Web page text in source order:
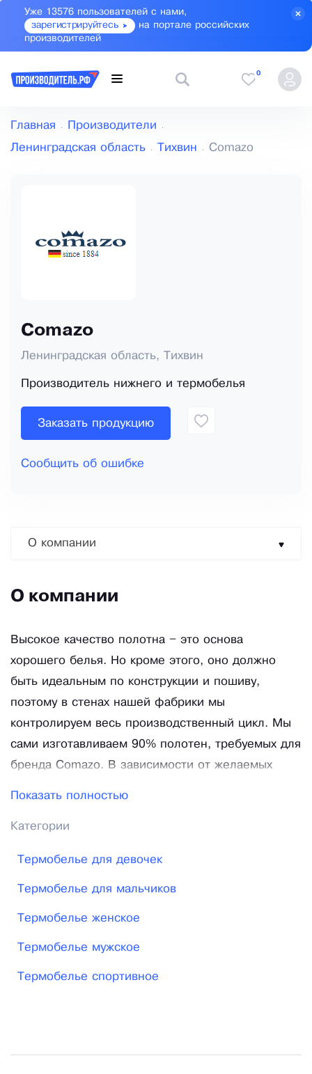
Уже 13576 пользователей с нами,
зарегистрируйтесь
на портале российских
производителей
0
Главная Производители
Ленинградская область Тихвин Comazo
Comazo
Ленинградская область, Тихвин
Производитель нижнего и термобелья
Заказать продукцию
Сообщить об ошибке
О компании
О компании
Высокое качество полотна – это основа
хорошего белья. Но кроме этого, оно должно
быть идеальным по конструкции и пошиву,
поэтому в стенах нашей фабрики мы
контролируем весь производственный цикл. Мы
сами изготавливаем 90% полотен, требуемых для
бренда Comazo. В зависимости от желаемых
искусственные (вискоза, модаль, бамбук) и
дает Вам ощущение уверенности и свободы.
Белье, которое не напоминает о себе. Мы
таким, каким мы его задумали, белье делаете Вы
— наши клиенты.
Показать полностью
Категории
Термобелье для девочек
Термобелье для мальчиков
Термобелье женское
Термобелье мужское
Термобелье спортивное